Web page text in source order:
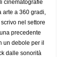
cinematografie
a 360 gradi,
nel settore
precedente
un debole per il
dalle sonorità